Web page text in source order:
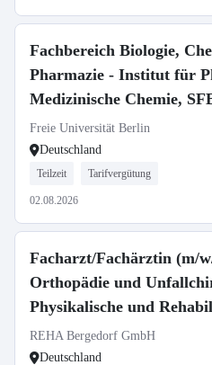
Fachbereich Biologie,
Pharmazie - Institut für
Medizinische Chemie,
Medicinal Chemistry, SFB
Freie Universität Berlin
Deutschland
Teilzeit Tarifvergütung
02.08.2026
Facharzt/Fachärztin (m/
Orthopädie und
Physikalische und
Medizin
REHA Bergedorf GmbH
Deutschland